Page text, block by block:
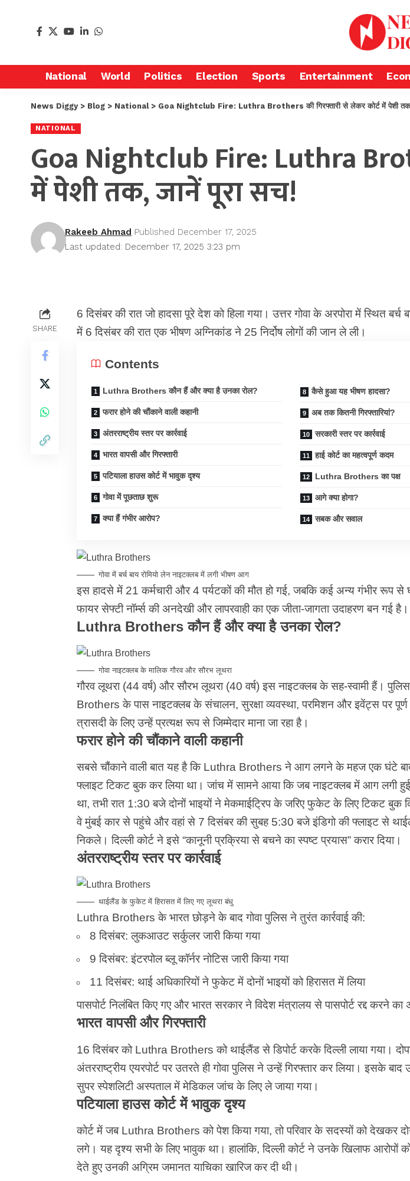
National World Politics Election Sports Entertainment
News Diggy> Blog > National> Goa Nightclub Fire: Luthra Brothers की गिरफ्तारी से लेकर कोर्ट में पेशी
NATIONAL
Goa Nightclub Fire: Luthra
में पेशी तक, जानें पूरा सच!
Last updated: December 17, 2025 3:23 pm
Rakeeb Ahmad Published December 17, 2025
SHARE
6 दिसंबर की रात जो हादसा पूरे देश को हिला गया। उत्तर गोवा के अरपोरा में स्थित बर्च
में 6 दिसंबर की रात एक भीषण अग्निकांड ने 25 निर्दोष लोगों की जान ले ली।
Contents
Luthra Brothers कौन हैं और क्या है उनका रोल?
फरार होने की चौंकाने वाली कहानी
अंतरराष्ट्रीय स्तर पर कार्रवाई
भारत वापसी और गिरफ्तारी
पटियाला हाउस कोर्ट में भावुक दृश्य
गोवा में पूछताछ शुरू
क्या हैं गंभीर आरोप?
कैसे हुआ यह भीषण हादसा?
अब तक कितनी गिरफ्तारियां?
सरकारी स्तर पर कार्रवाई
हाई कोर्ट का महत्वपूर्ण कदम
Luthra Brothers का पक्ष
आगे क्या होगा?
सबक और सवाल
गोवा में बर्च बाय रोमियो लेन नाइटक्लब में लगी भीषण आग
इस हादसे में 21 कर्मचारी और 4 पर्यटकों की मौत हो गई, जबकि कई अन्य गंभीर रूप से
फायर सेफ्टी नॉर्म्स की अनदेखी और लापरवाही का एक जीता-जागता उदाहरण बन गई है।
Luthra Brothers कौन हैं और क्या है उनका रोल?
गोवा नाइटक्लब के मालिक गौरव और सौरभ लूथरा
गौरव लूथरा (44 वर्ष) और सौरभ लूथरा (40 वर्ष) इस नाइटक्लब के सह-स्वामी हैं।
Brothers के पास नाइटक्लब के संचालन, सुरक्षा व्यवस्था, परमिशन और इवेंट्स पर
त्रासदी के लिए उन्हें प्रत्यक्ष रूप से जिम्मेदार माना जा रहा है।
फरार होने की चौंकाने वाली कहानी
सबसे चौंकाने वाली बात यह है कि Luthra Brothers ने आग लगने के महज एक घंटे
फ्लाइट टिकट बुक कर लिया था। जांच में सामने आया कि जब नाइटक्लब में आग लगी हुई
था, तभी रात 1:30 बजे दोनों भाइयों ने मेकमाईट्रिप के जरिए फुकेट के लिए टिकट बुक
वे मुंबई कार से पहुंचे और वहां से 7 दिसंबर की सुबह 5:30 बजे इंडिगो की फ्लाइट से
निकले। दिल्ली कोर्ट ने इसे “कानूनी प्रक्रिया से बचने का स्पष्ट प्रयास” करार दिया।
अंतरराष्ट्रीय स्तर पर कार्रवाई
थाईलैंड के फुकेट में हिरासत में लिए गए लूथरा बंधु
Luthra Brothers के भारत छोड़ने के बाद गोवा पुलिस ने तुरंत कार्रवाई की:
8 दिसंबर: लुकआउट सर्कुलर जारी किया गया
9 दिसंबर: इंटरपोल ब्लू कॉर्नर नोटिस जारी किया गया
11 दिसंबर: थाई अधिकारियों ने फुकेट में दोनों भाइयों को हिरासत में लिया
पासपोर्ट निलंबित किए गए और भारत सरकार ने विदेश मंत्रालय से पासपोर्ट रद्द करने का
भारत वापसी और गिरफ्तारी
16 दिसंबर को Luthra Brothers को थाईलैंड से डिपोर्ट करके दिल्ली लाया गया।
अंतरराष्ट्रीय एयरपोर्ट पर उतरते ही गोवा पुलिस ने उन्हें गिरफ्तार कर लिया। इसके बाद
सुपर स्पेशलिटी अस्पताल में मेडिकल जांच के लिए ले जाया गया।
पटियाला हाउस कोर्ट में भावुक दृश्य
कोर्ट में जब Luthra Brothers को पेश किया गया, तो परिवार के सदस्यों को देखकर
लगे। यह दृश्य सभी के लिए भावुक था। हालांकि, दिल्ली कोर्ट ने उनके खिलाफ आरोपों
देते हुए उनकी अग्रिम जमानत याचिका खारिज कर दी थी।